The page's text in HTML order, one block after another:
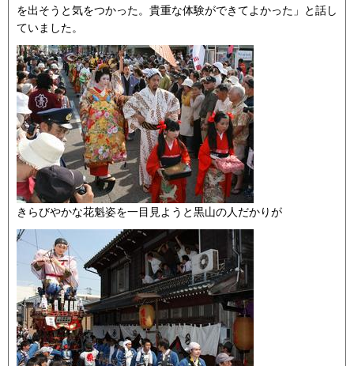
を出そうと気をつかった。貴重な体験ができてよかった」と話し
ていました。
きらびやかな花魁姿を一目見ようと黒山の人だかりが